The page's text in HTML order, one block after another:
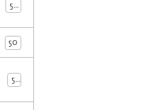
50
50
50